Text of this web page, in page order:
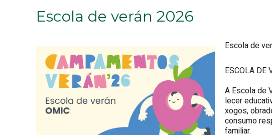
Escola de verán 2026
Escola de
ESCOLA DE
A Escola de
lecer
xogos,
consumo
familiar.